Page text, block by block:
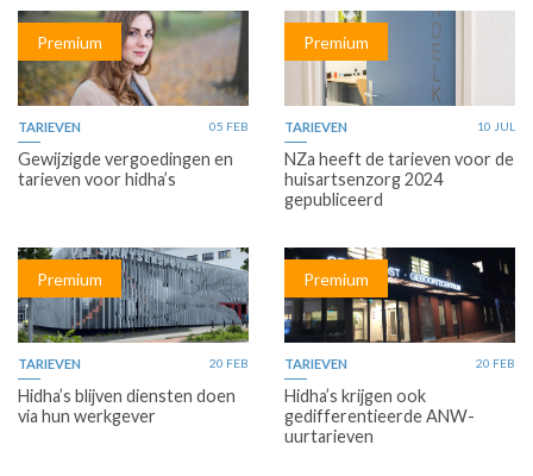
Premium
TARIEVEN 05 FEB
Gewijzigde vergoedingen en
tarieven voor hidha’s
Premium
TARIEVEN 10 JUL
NZa heeft de tarieven voor de
huisartsenzorg 2024
gepubliceerd
Premium
TARIEVEN 20 FEB
Hidha’s blijven diensten doen
via hun werkgever
Premium
TARIEVEN 20 FEB
Hidha’s krijgen ook
gedifferentieerde ANW-
uurtarieven